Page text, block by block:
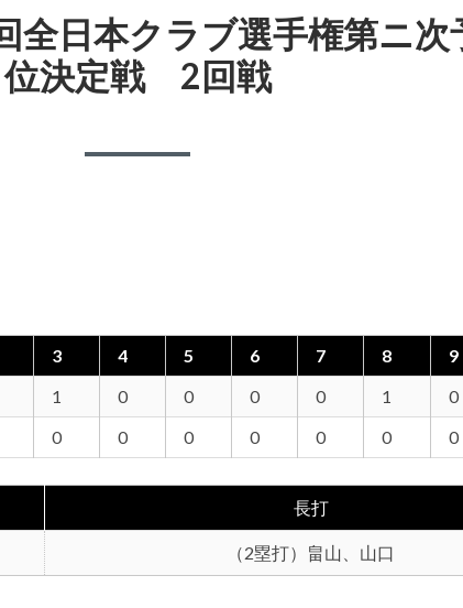
日本クラブ選手権第ニ次
位決定戦 2回戦
3 4 5 6 7 8 9
1 0 0 0 0 1 0
0 0 0 0 0 0 0
長打
（2塁打）畠山、山口